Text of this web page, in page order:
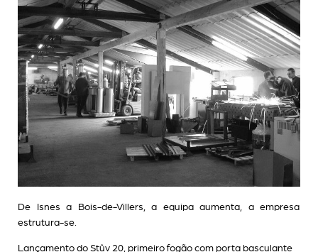
De Isnes a Bois-de-Villers, a equipa aumenta, a empresa
estrutura-se.
Lançamento do Stûv 20, primeiro fogão com porta basculante